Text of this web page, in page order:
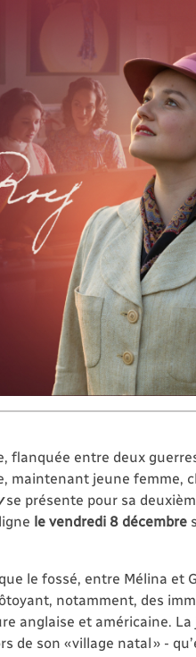
flanquée entre deux
maintenant jeune femme,
se présente pour sa
le vendredi 8 décembre
le fossé, entre Mélina et
notamment, des
anglaise et américaine.
de son « village natal » -